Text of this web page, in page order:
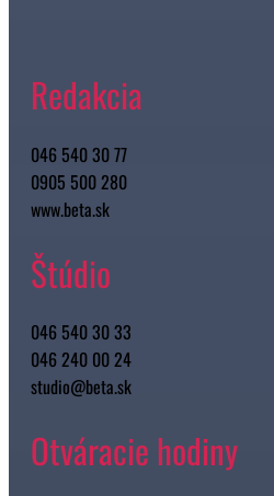
Redakcia
046 540 30 77
0905 500 280
www.beta.sk
Štúdio
046 540 30 33
046 240 00 24
studio@beta.sk
Otváracie hodiny